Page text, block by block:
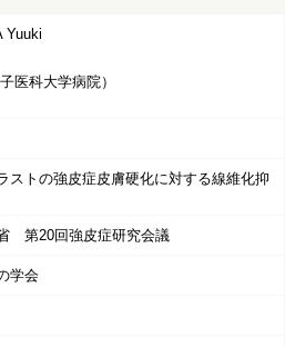
Yuuki
医科大学病院）
ストの強皮症皮膚硬化に対する線維化抑
第20回強皮症研究会議
学会